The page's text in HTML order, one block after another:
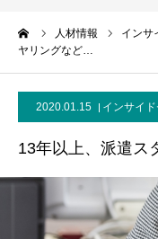
人材情報 インサ
ヤリングなど…
2020.01.15 インサイ
13年以上、派遣ス
インタビュー
お問い合わせ